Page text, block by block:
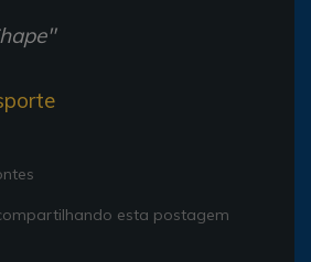
esta postagem